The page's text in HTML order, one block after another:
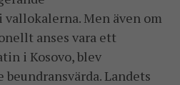
Men även om
anses vara ett
i Kosovo, blev
Landets